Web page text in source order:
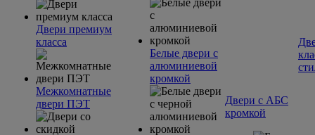
Двери премиум
класса
Межкомнатные
двери ПЭТ
Белые двери с
алюминиевой
кромкой
Двери с АБС
кромкой